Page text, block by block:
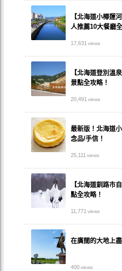
【北海道小樽運
人推薦10大餐廳
17,631views
【北海道登別溫
景點全攻略！
20,491views
最新版！北海道
念品/手信！
25,111views
【北海道釧路市
點全攻略！
11,771views
在廣闊的大地上
400views